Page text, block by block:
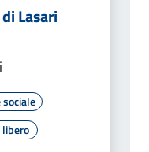
Lasari
libero